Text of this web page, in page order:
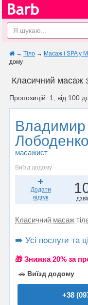
→ Тіло → Масаж і SPA у
дому
Класичний масаж
Пропозицій: 1, від 100
Владимир
Лободенко
масажист
Виїзд додому
Додати
відгук
Класичний масаж
➡️ Усі послуги та
🎁 Знижка 20% за
🚗 Виїзд додому
+38